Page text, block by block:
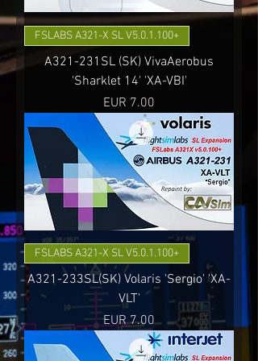
FSLABS A321-X SL V5.0.1.100+
A321-231SL (SK) VivaAerobus
'Sharklet 14' 'XA-VBI'
Precio
EUR 7.00
FSLABS A321-X SL V5.0.1.100+
A321-233SL(SK) Volaris 'Sergio' 'XA-
VLT'
Precio
EUR 7.00